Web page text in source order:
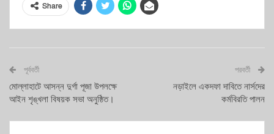
Share
পূর্ববর্তী
মোল্লাহাটে আসন্ন দুর্গা পূজা উপলক্ষে
আইন শৃঙ্খলা বিষয়ক সভা অনুষ্ঠিত।
পরবর্তী
নড়াইলে একদফা দাবিতে নার্সদের
কর্মবিরতি পালন